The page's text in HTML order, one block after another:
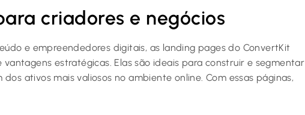
criadores e negócios
e empreendedores digitais, as landing pages do ConvertKit
vantagens estratégicas. Elas são ideais para construir e segmentar
dos ativos mais valiosos no ambiente online. Com essas páginas,